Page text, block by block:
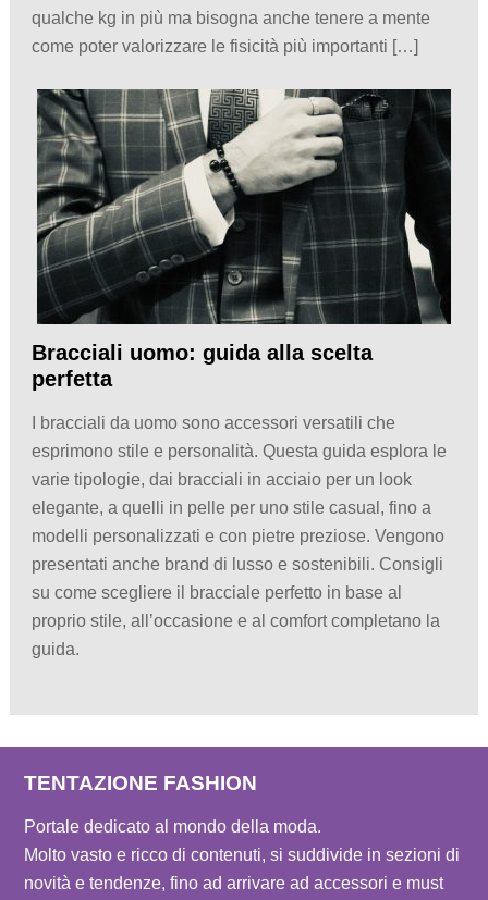
qualche kg in più ma bisogna anche tenere a mente
come poter valorizzare le fisicità più importanti […]
Bracciali uomo: guida alla scelta
perfetta
I bracciali da uomo sono accessori versatili che
esprimono stile e personalità. Questa guida esplora le
varie tipologie, dai bracciali in acciaio per un look
elegante, a quelli in pelle per uno stile casual, fino a
modelli personalizzati e con pietre preziose. Vengono
presentati anche brand di lusso e sostenibili. Consigli
su come scegliere il bracciale perfetto in base al
proprio stile, all’occasione e al comfort completano la
guida.
TENTAZIONE FASHION
Portale dedicato al mondo della moda.
Molto vasto e ricco di contenuti, si suddivide in sezioni di
novità e tendenze, fino ad arrivare ad accessori e must